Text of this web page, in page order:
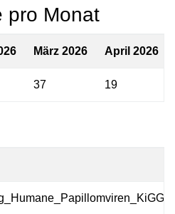
pro Monat
März 2026 April 2026
37 19